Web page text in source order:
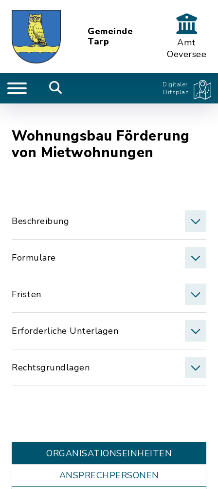
Gemeinde
Tarp
Amt
Oeversee
Digitaler
Ortsplan
Wohnungsbau Förderung
von Mietwohnungen
Beschreibung
Formulare
Fristen
Erforderliche Unterlagen
Rechtsgrundlagen
ORGANISATIONS­EINHEITEN
ANSPRECHPERSONEN